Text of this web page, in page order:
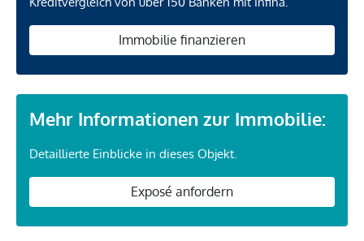
Immobilie finanzieren
Mehr Informationen zur Immobilie:
Detaillierte Einblicke in dieses Objekt.
Exposé anfordern